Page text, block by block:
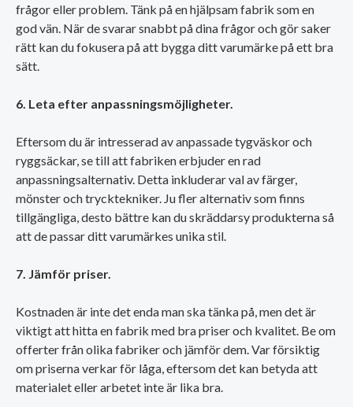
frågor eller problem. Tänk på en hjälpsam fabrik som en
god vän. När de svarar snabbt på dina frågor och gör saker
rätt kan du fokusera på att bygga ditt varumärke på ett bra
sätt.
6. Leta efter anpassningsmöjligheter.
Eftersom du är intresserad av anpassade tygväskor och
ryggsäckar, se till att fabriken erbjuder en rad
anpassningsalternativ. Detta inkluderar val av färger,
mönster och trycktekniker. Ju fler alternativ som finns
tillgängliga, desto bättre kan du skräddarsy produkterna så
att de passar ditt varumärkes unika stil.
7. Jämför priser.
Kostnaden är inte det enda man ska tänka på, men det är
viktigt att hitta en fabrik med bra priser och kvalitet. Be om
offerter från olika fabriker och jämför dem. Var försiktig
om priserna verkar för låga, eftersom det kan betyda att
materialet eller arbetet inte är lika bra.